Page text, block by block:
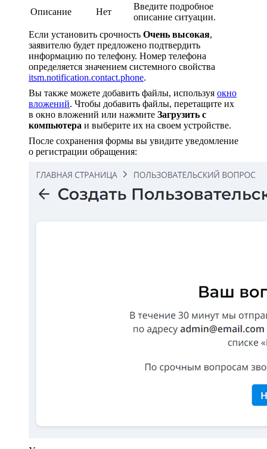
Описание
Нет
Введите подробное
описание ситуации.
Если установить срочность Очень высокая,
заявителю будет предложено подтвердить
информацию по телефону. Номер телефона
определяется значением системного свойства
itsm.notification.contact.phone.
Вы также можете добавить файлы, используя окно
вложений. Чтобы добавить файлы, перетащите их
в окно вложений или нажмите Загрузить с
компьютера и выберите их на своем устройстве.
После сохранения формы вы увидите уведомление
о регистрации обращения: